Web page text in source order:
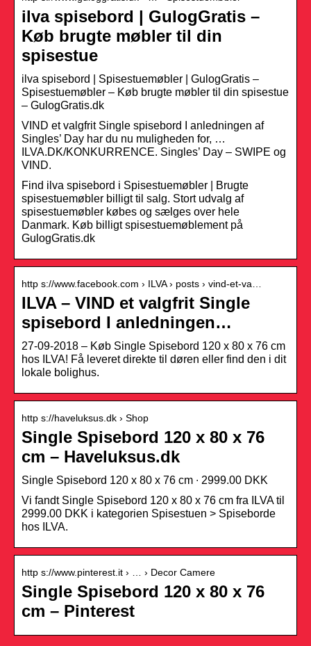
ilva spisebord | GulogGratis –
Køb brugte møbler til din
spisestue
ilva spisebord | Spisestuemøbler | GulogGratis –
Spisestuemøbler – Køb brugte møbler til din spisestue
– GulogGratis.dk
VIND et valgfrit Single spisebord I anledningen af
Singles’ Day har du nu muligheden for, …
ILVA.DK/KONKURRENCE. Singles’ Day – SWIPE og
VIND.
Find ilva spisebord i Spisestuemøbler | Brugte
spisestuemøbler billigt til salg. Stort udvalg af
spisestuemøbler købes og sælges over hele
Danmark. Køb billigt spisestuemøblement på
GulogGratis.dk
http s://www.facebook.com › ILVA › posts › vind-et-va…
ILVA – VIND et valgfrit Single
spisebord I anledningen…
27-09-2018 – Køb Single Spisebord 120 x 80 x 76 cm
hos ILVA! Få leveret direkte til døren eller find den i dit
lokale bolighus.
http s://haveluksus.dk › Shop
Single Spisebord 120 x 80 x 76
cm – Haveluksus.dk
Single Spisebord 120 x 80 x 76 cm ∙ 2999.00 DKK
Vi fandt Single Spisebord 120 x 80 x 76 cm fra ILVA til
2999.00 DKK i kategorien Spisestuen > Spiseborde
hos ILVA.
http s://www.pinterest.it › … › Decor Camere
Single Spisebord 120 x 80 x 76
cm – Pinterest